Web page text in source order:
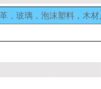
，玻璃，泡沫塑料，木材